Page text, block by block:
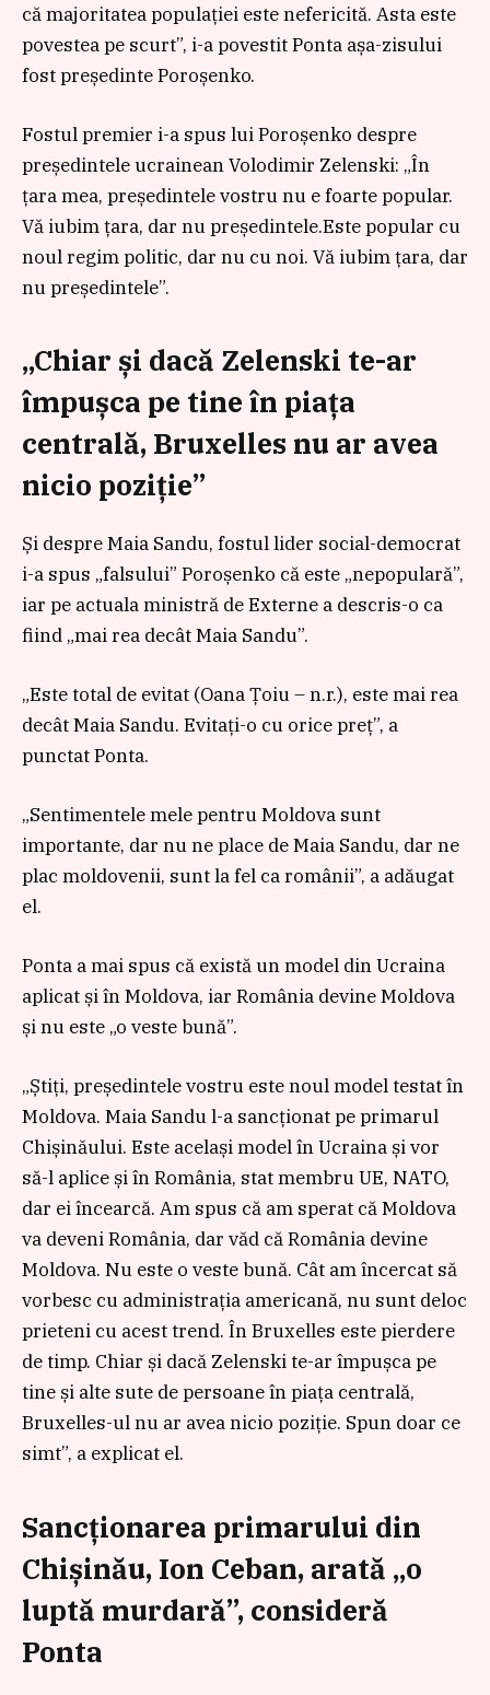
că majoritatea populației este nefericită. Asta este
povestea pe scurt”, i-a povestit Ponta așa-zisului
fost președinte Poroșenko.
Fostul premier i-a spus lui Poroșenko despre
președintele ucrainean Volodimir Zelenski: „În
țara mea, președintele vostru nu e foarte popular.
Vă iubim țara, dar nu președintele.Este popular cu
noul regim politic, dar nu cu noi. Vă iubim țara, dar
nu președintele”.
„Chiar și dacă Zelenski te-ar
împușca pe tine în piața
centrală, Bruxelles nu ar avea
nicio poziție”
Și despre Maia Sandu, fostul lider social-democrat
i-a spus „falsului” Poroșenko că este „nepopulară”,
iar pe actuala ministră de Externe a descris-o ca
fiind „mai rea decât Maia Sandu”.
„Este total de evitat (Oana Țoiu – n.r.), este mai rea
decât Maia Sandu. Evitați-o cu orice preț”, a
punctat Ponta.
„Sentimentele mele pentru Moldova sunt
importante, dar nu ne place de Maia Sandu, dar ne
plac moldovenii, sunt la fel ca românii”, a adăugat
el.
Ponta a mai spus că există un model din Ucraina
aplicat și în Moldova, iar România devine Moldova
și nu este „o veste bună”.
„Știți, președintele vostru este noul model testat în
Moldova. Maia Sandu l-a sancționat pe primarul
Chișinăului. Este același model în Ucraina și vor
să-l aplice și în România, stat membru UE, NATO,
dar ei încearcă. Am spus că am sperat că Moldova
va deveni România, dar văd că România devine
Moldova. Nu este o veste bună. Cât am încercat să
vorbesc cu administrația americană, nu sunt deloc
prieteni cu acest trend. În Bruxelles este pierdere
de timp. Chiar și dacă Zelenski te-ar împușca pe
tine și alte sute de persoane în piața centrală,
Bruxelles-ul nu ar avea nicio poziție. Spun doar ce
simt”, a explicat el.
Sancționarea primarului din
Chișinău, Ion Ceban, arată „o
luptă murdară”, consideră
Ponta